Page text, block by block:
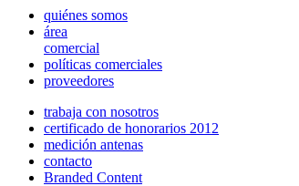
quiénes somos
área
comercial
políticas comerciales
proveedores
trabaja con nosotros
certificado de honorarios 2012
medición antenas
contacto
Branded Content